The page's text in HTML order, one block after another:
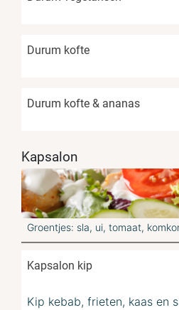
Durum kofte
Durum kofte & ananas
Kapsalon
Groentjes: sla, ui, tomaat,
Kapsalon kip
Kip kebab, frieten, kaas en